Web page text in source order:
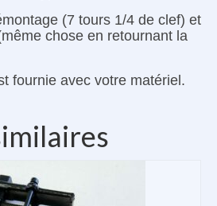
(7 tours 1/4 de clef) et
chose en retournant la
fournie avec votre matériel.